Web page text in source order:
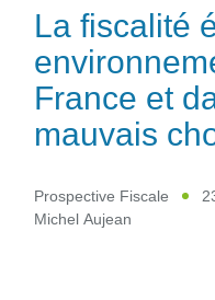
La fiscalité
France et
mauvais
Prospective Fiscale
Michel Aujean